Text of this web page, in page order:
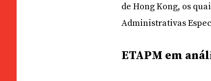
de Hong Kong, os
Administrativas
ETAPM em